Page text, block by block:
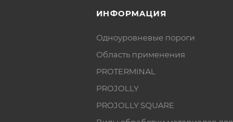
ИНФОРМАЦИЯ
Одноуровневые пороги
Область применения
PROTERMINAL
PROJOLLY
PROJOLLY SQUARE